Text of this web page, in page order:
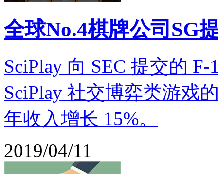
全球No.4棋牌公司SG
SciPlay 向 SEC 提交的
SciPlay 社交博弈类游戏
年收入增长 15%。
2019/04/11